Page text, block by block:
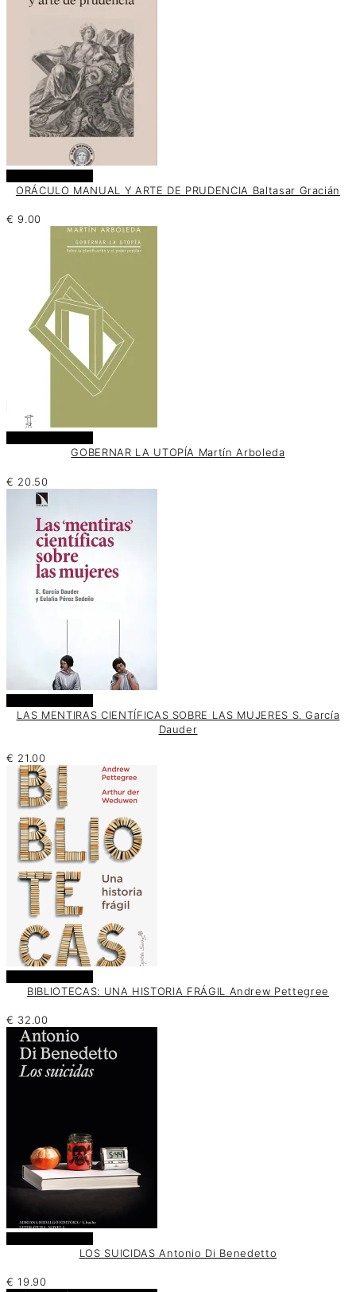
ORÁCULO MANUAL Y ARTE DE PRUDENCIA Baltasar Gracián
€ 9.00
GOBERNAR LA UTOPÍA Martín Arboleda
€ 20.50
LAS MENTIRAS CIENTÍFICAS SOBRE LAS MUJERES S. García
Dauder
€ 21.00
BIBLIOTECAS: UNA HISTORIA FRÁGIL Andrew Pettegree
€ 32.00
LOS SUICIDAS Antonio Di Benedetto
€ 19.90